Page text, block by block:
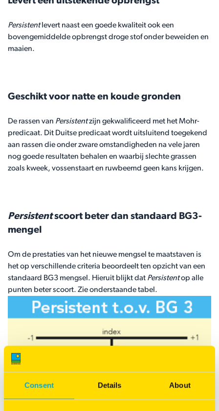
Consent Details About
Persistent levert naast een goede kwaliteit ook een
bovengemiddelde opbrengst droge stof onder beweiden en
maaien.
Geschikt voor natte en koude gronden
De rassen van Persistentzijn gekwalificeerd met het Mohr-
predicaat. Dit Duitse predicaat wordt uitsluitend toegekend
aan rassen die onder zware omstandigheden na vele jaren
nog goede resultaten behalen en waarbij slechte grassen
zoals kweek, vossenstaart en ruwbeemd geen kans krijgen.
Persistentscoort beter dan standaard BG3-
mengel
Om de prestaties van het nieuwe mengsel te maatstaven is
het op verschillende criteria beoordeelt ten opzicht van een
standaard BG3 mengsel. Hieruit blijkt dat Persistentop alle
punten beter scoort. Zie onderstaande tabel.